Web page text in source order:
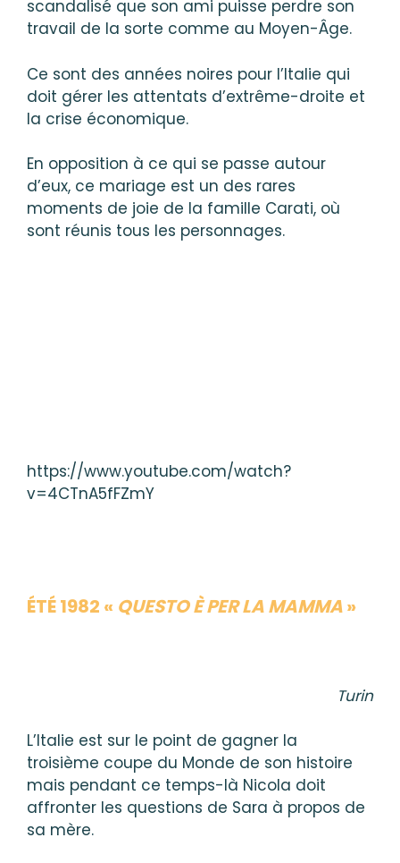
scandalisé que son ami puisse perdre son
travail de la sorte comme au Moyen-Âge.
Ce sont des années noires pour l’Italie qui
doit gérer les attentats d’extrême-droite et
la crise économique.
En opposition à ce qui se passe autour
d’eux, ce mariage est un des rares
moments de joie de la famille Carati, où
sont réunis tous les personnages.
https://www.youtube.com/watch?
v=4CTnA5fFZmY
ÉTÉ 1982 « QUESTO È PER LA MAMMA»
Turin
L’Italie est sur le point de gagner la
troisième coupe du Monde de son histoire
mais pendant ce temps-là Nicola doit
affronter les questions de Sara à propos de
sa mère.